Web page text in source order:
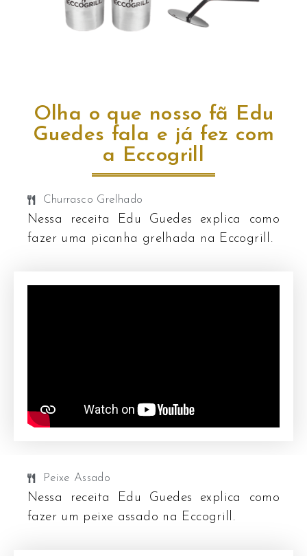
Olha o que nosso fã Edu
Guedes fala e já fez com
a Eccogrill
Churrasco Grelhado
Nessa receita Edu Guedes explica como
fazer uma picanha grelhada na Eccogrill.
Peixe Assado
Nessa receita Edu Guedes explica como
fazer um peixe assado na Eccogrill.